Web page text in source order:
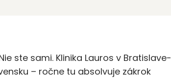
ste sami. Klinika Lauros v Bratislave-
– ročne tu absolvuje zákrok